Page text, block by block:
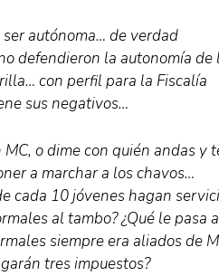
autónoma… de verdad
defendieron la autonomía de
con perfil para la Fiscalía
sus negativos…
o dime con quién andas y
a marchar a los chavos…
cada 10 jóvenes hagan
al tambo? ¿Qué le pasa
siempre era aliados de
tres impuestos?